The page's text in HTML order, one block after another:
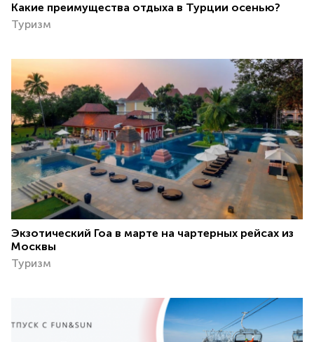
Какие преимущества отдыха в Турции осенью?
Туризм
Экзотический Гоа в марте на чартерных рейсах из
Москвы
Туризм